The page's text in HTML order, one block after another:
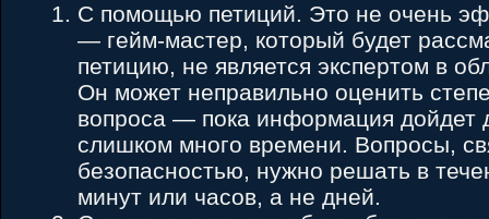
С помощью петиций. Это не очень
— гейм-мастер, который будет
петицию, не является экспертом в
Он может неправильно оценить
вопроса — пока информация дойдет
слишком много времени. Вопросы,
безопасностью, нужно решать в
минут или часов, а не дней.